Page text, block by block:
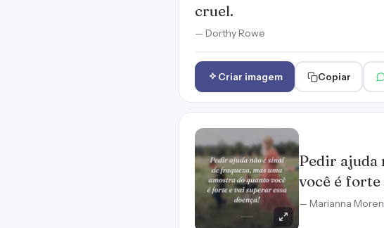
cruel.
— Dorthy Rowe
Criar imagem Copiar
Pedir ajuda
você é forte
— Marianna